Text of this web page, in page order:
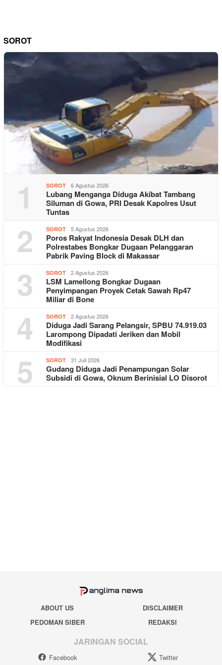
SOROT
1 SOROT 6 Agustus 2026
Lubang Menganga Diduga Akibat Tambang
Siluman di Gowa, PRI Desak Kapolres Usut
Tuntas
2 SOROT 5 Agustus 2026
Poros Rakyat Indonesia Desak DLH dan
Polrestabes Bongkar Dugaan Pelanggaran
Pabrik Paving Block di Makassar
3 SOROT 2 Agustus 2026
LSM Lamellong Bongkar Dugaan
Penyimpangan Proyek Cetak Sawah Rp47
Miliar di Bone
4 SOROT 2 Agustus 2026
Diduga Jadi Sarang Pelangsir, SPBU 74.919.03
Larompong Dipadati Jeriken dan Mobil
Modifikasi
5 SOROT 31 Juli 2026
Gudang Diduga Jadi Penampungan Solar
Subsidi di Gowa, Oknum Berinisial LO Disorot
ABOUT US
DISCLAIMER
PEDOMAN SIBER
REDAKSI
JARINGAN SOCIAL
Facebook Twitter